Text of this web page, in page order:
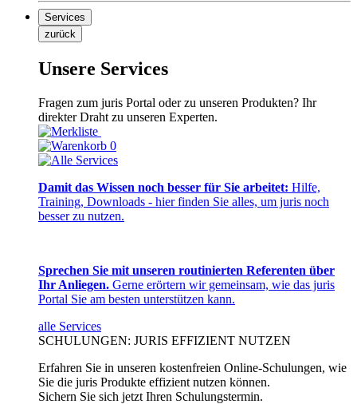
Services
zurück
Unsere Services
Fragen zum juris Portal oder zu unseren Produkten? Ihr
direkter Draht zu unseren Experten.
0
Damit das Wissen noch besser für Sie arbeitet: Hilfe,
Training, Downloads - hier finden Sie alles, um juris noch
besser zu nutzen.
Sprechen Sie mit unseren routinierten Referenten über
Ihr Anliegen. Gerne erörtern wir gemeinsam, wie das juris
Portal Sie am besten unterstützen kann.
alle Services
SCHULUNGEN: JURIS EFFIZIENT NUTZEN
Erfahren Sie in unseren kostenfreien Online-Schulungen, wie
Sie die juris Produkte effizient nutzen können.
Sichern Sie sich jetzt Ihren Schulungstermin.